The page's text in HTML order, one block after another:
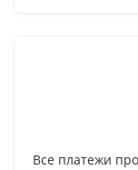
Все платежи